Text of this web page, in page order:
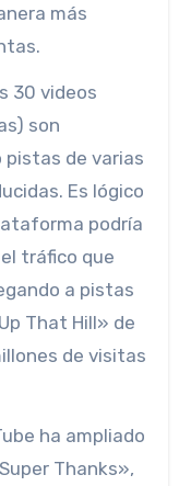
más
30 videos
son
de varias
Es lógico
podría
tráfico que
a pistas
That Hill» de
de visitas
ha ampliado
Thanks»,